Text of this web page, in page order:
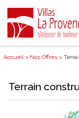
Accueil> Nos Offres >
Terrain